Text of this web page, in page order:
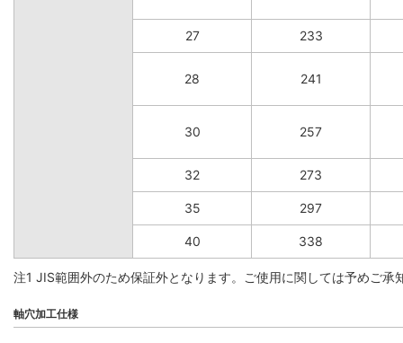
27 233
28 241
30 257
32 273
35 297
40 338
注1 JIS範囲外のため保証外となります。ご使用に関しては予めご承
軸穴加工仕様